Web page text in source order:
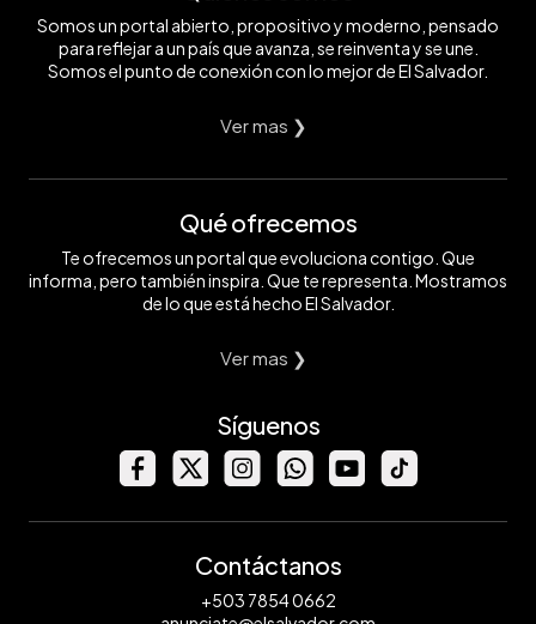
Somos un portal abierto, propositivo y moderno, pensado
para reflejar a un país que avanza, se reinventa y se une.
Somos el punto de conexión con lo mejor de El Salvador.
Ver mas ❯
Qué ofrecemos
Te ofrecemos un portal que evoluciona contigo. Que
informa, pero también inspira. Que te representa. Mostramos
de lo que está hecho El Salvador.
Ver mas ❯
Síguenos
Contáctanos
+503 7854 0662